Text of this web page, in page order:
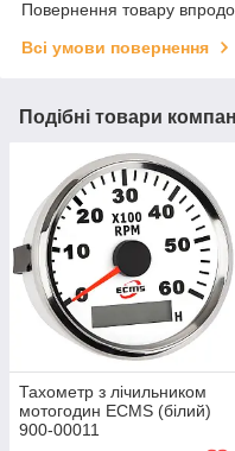
Повернення товару
Всі умови повернення
Подібні товари
Тахометр з лічильником
мотогодин ECMS (білий)
900-00011